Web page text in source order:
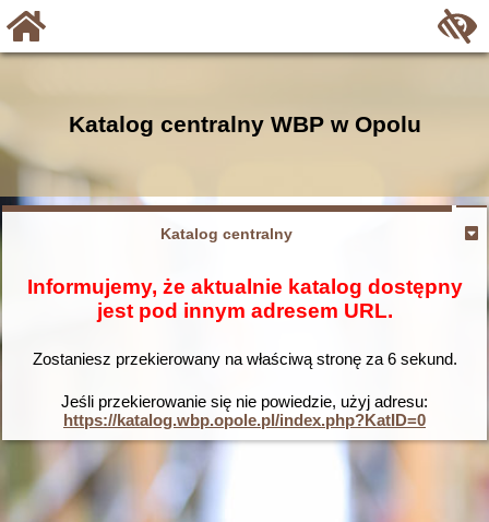
Katalog centralny WBP w Opolu
Katalog centralny
Informujemy, że aktualnie katalog dostępny
jest pod innym adresem URL.
Zostaniesz przekierowany na właściwą stronę za 6sekund.
Jeśli przekierowanie się nie powiedzie, użyj adresu:
https://katalog.wbp.opole.pl/index.php?KatID=0